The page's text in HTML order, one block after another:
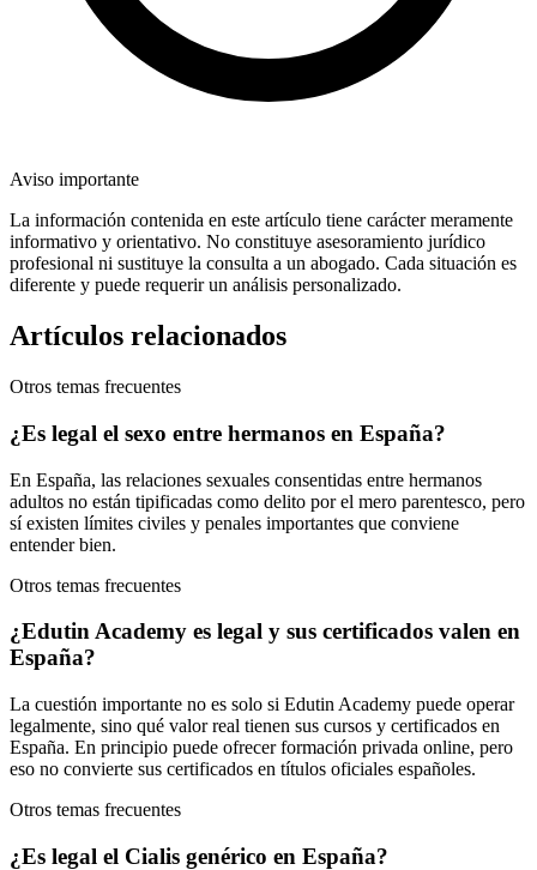
Aviso importante
La información contenida en este artículo tiene carácter meramente
informativo y orientativo. No constituye asesoramiento jurídico
profesional ni sustituye la consulta a un abogado. Cada situación es
diferente y puede requerir un análisis personalizado.
Artículos relacionados
Otros temas frecuentes
¿Es legal el sexo entre hermanos en España?
En España, las relaciones sexuales consentidas entre hermanos
adultos no están tipificadas como delito por el mero parentesco, pero
sí existen límites civiles y penales importantes que conviene
entender bien.
Otros temas frecuentes
¿Edutin Academy es legal y sus certificados valen en
España?
La cuestión importante no es solo si Edutin Academy puede operar
legalmente, sino qué valor real tienen sus cursos y certificados en
España. En principio puede ofrecer formación privada online, pero
eso no convierte sus certificados en títulos oficiales españoles.
Otros temas frecuentes
¿Es legal el Cialis genérico en España?